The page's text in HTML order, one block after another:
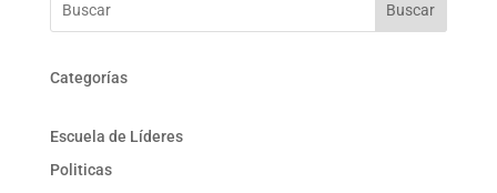
Buscar
Categorías
Escuela de Líderes
Politicas